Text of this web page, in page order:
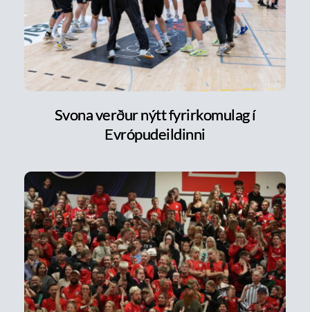
Svona verður nýtt fyrirkomulag í
Evrópudeildinni